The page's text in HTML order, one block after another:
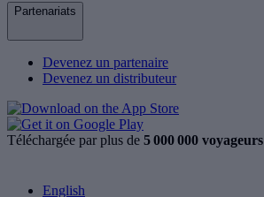
Partenariats
Devenez un partenaire
Devenez un distributeur
Téléchargée par plus de 5 000 000 voyageurs
English